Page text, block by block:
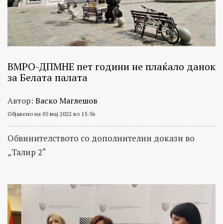
ВМРО-ДПМНЕ пет години не плаќало данок
за Белата палата
Автор: Васко Маглешов
Објавено на 05 мај 2022 во 15:56
Обвинителството со дополнителни докази во
„Талир 2“